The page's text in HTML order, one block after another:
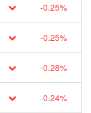
-0.25%
-0.25%
-0.28%
-0.24%